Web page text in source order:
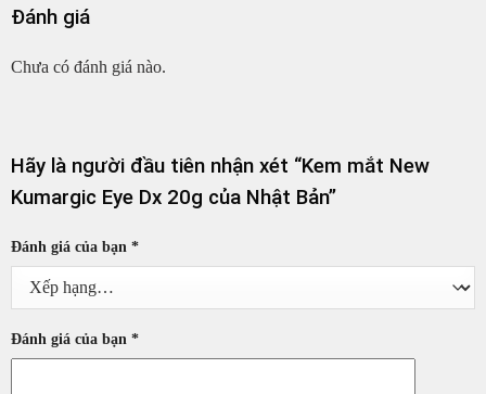
Đánh giá
Chưa có đánh giá nào.
Hãy là người đầu tiên nhận xét “Kem mắt New
Kumargic Eye Dx 20g của Nhật Bản”
Đánh giá của bạn *
Đánh giá của bạn *